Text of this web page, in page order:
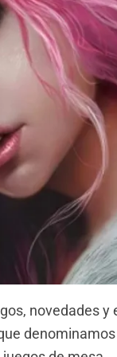
novedades y